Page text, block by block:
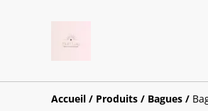
Accueil / Produits / Bagues /